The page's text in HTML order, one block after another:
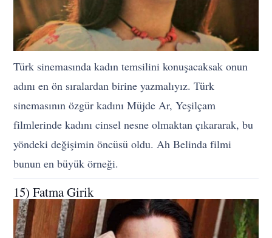
Türk sinemasında kadın temsilini konuşacaksak onun
adını en ön sıralardan birine yazmalıyız. Türk
sinemasının özgür kadını Müjde Ar, Yeşilçam
filmlerinde kadını cinsel nesne olmaktan çıkararak, bu
yöndeki değişimin öncüsü oldu. Ah Belinda filmi
bunun en büyük örneği.
15) Fatma Girik